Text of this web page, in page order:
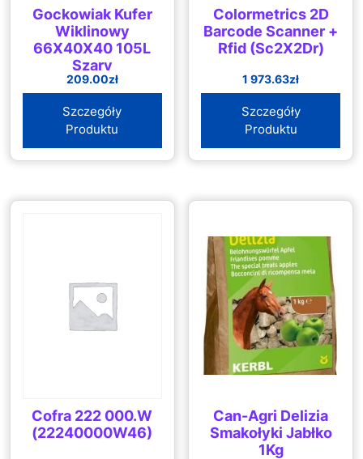
Gockowiak Kufer
Wiklinowy
66X40X40 105L
Szary
209.00zł
Szczegóły
Produktu
Colormetrics 2D
Barcode Scanner +
Rfid (Sc2X2Dr)
1 973.63zł
Szczegóły
Produktu
Cofra 222 000.W
(22240000W46)
Can-Agri Delizia
Smakołyki Jabłko
1Kg